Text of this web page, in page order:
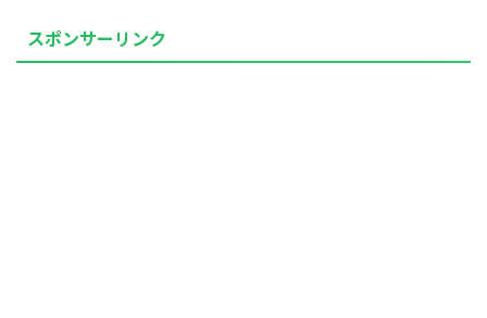
スポンサーリンク